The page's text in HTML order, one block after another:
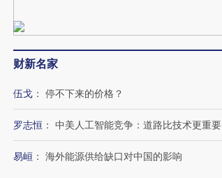
财新名家
伍戈 ： 停不下来的价格？
罗志恒 ： 中美人工智能竞争：道路比技术更重要
易峘 ： 海外能源供给缺口对中国的影响